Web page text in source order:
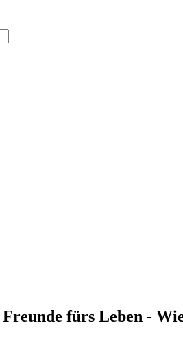
fürs Leben -